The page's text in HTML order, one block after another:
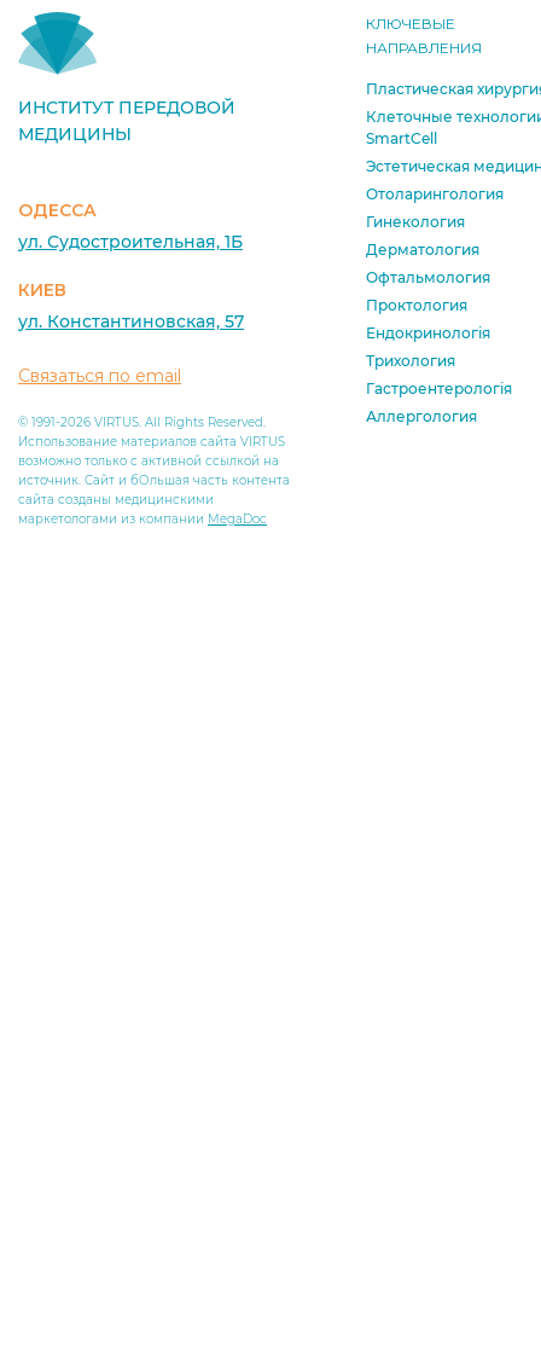
ИНСТИТУТ ПЕРЕДОВОЙ
МЕДИЦИНЫ
ОДЕССА
ул. Судостроительная, 1Б
КИЕВ
ул. Константиновская, 57
Связаться по email
© 1991-2026 VIRTUS. All Rights Reserved.
Использование материалов сайта VIRTUS
возможно только с активной ссылкой на
источник. Сайт и бОльшая часть контента
сайта созданы медицинскими
маркетологами из компании MegaDoc
КЛЮЧЕВЫЕ
НАПРАВЛЕНИЯ
Пластическая
Клеточные
SmartCell
Эстетическая
Отоларингология
Гинекология
Дерматология
Офтальмология
Проктология
Ендокринологія
Трихология
Гастроентерологія
Аллергология